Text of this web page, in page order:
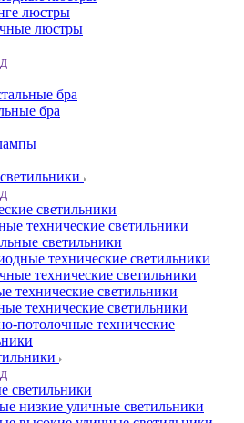
люстры
люстры
бра
бра
светильники
технические светильники
светильники
технические светильники
технические светильники
технические светильники
технические светильники
потолочные технические
светильники
низкие уличные светильники